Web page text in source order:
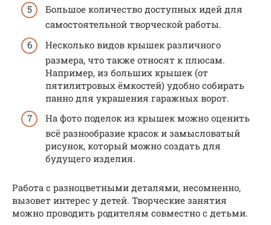
Большое количество доступных идей для
самостоятельной творческой работы.
Несколько видов крышек различного
размера, что также относят к плюсам.
Например, из больших крышек (от
пятилитровых ёмкостей) удобно собирать
панно для украшения гаражных ворот.
На фото поделок из крышек можно оценить
всё разнообразие красок и замысловатый
рисунок, который можно создать для
будущего изделия.
Работа с разноцветными деталями, несомненно,
вызовет интерес у детей. Творческие занятия
можно проводить родителям совместно с детьми.